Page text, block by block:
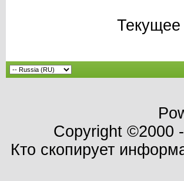
Copyright ©2000
Кто скопирует